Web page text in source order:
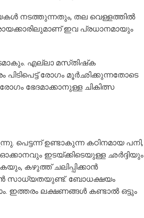
നടത്തുന്നതും, തല വെള്ളത്തിൽ
ഇവ പ്രധാനമായും
എല്ലാ മസ്‌തിഷ്‌ക
രോഗം മൂർഛിക്കുന്നതോടെ
ഭേദമാക്കാനുള്ള ചികിത്സ
ഉണ്ടാകുന്ന കഠിനമായ പനി,
ഇടയ്ക്കിടെയുള്ള ഛർദ്ദിയും
കഴുത്ത് ചലിപ്പിക്കാൻ
സാധ്യതയുണ്ട്. ബോധക്ഷയം
ഇത്തരം ലക്ഷണങ്ങൾ കണ്ടാൽ ഒട്ടും